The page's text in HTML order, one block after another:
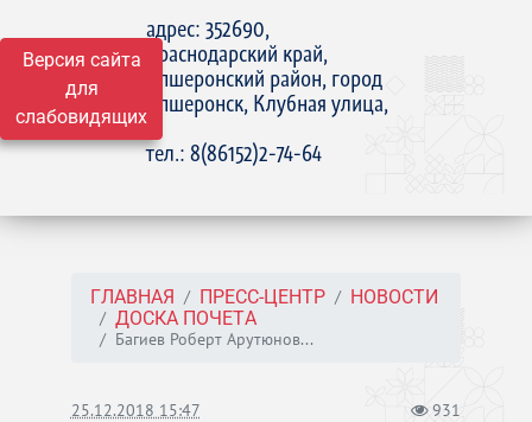
Версия сайта
для
слабовидящих
адрес: 352690,
Краснодарский край,
Апшеронский район, город
Апшеронск, Клубная улица,
15
тел.: 8(86152)2-74-64
ГЛАВНАЯ ПРЕСС-ЦЕНТР
НОВОСТИ
ДОСКА ПОЧЕТА
Багиев Роберт Арутюнов...
25.12.2018 15:47 931